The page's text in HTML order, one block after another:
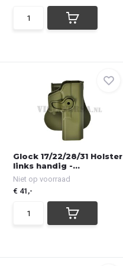
Glock 17/22/28/31 Holster
links handig -...
Niet op voorraad
€ 41,-